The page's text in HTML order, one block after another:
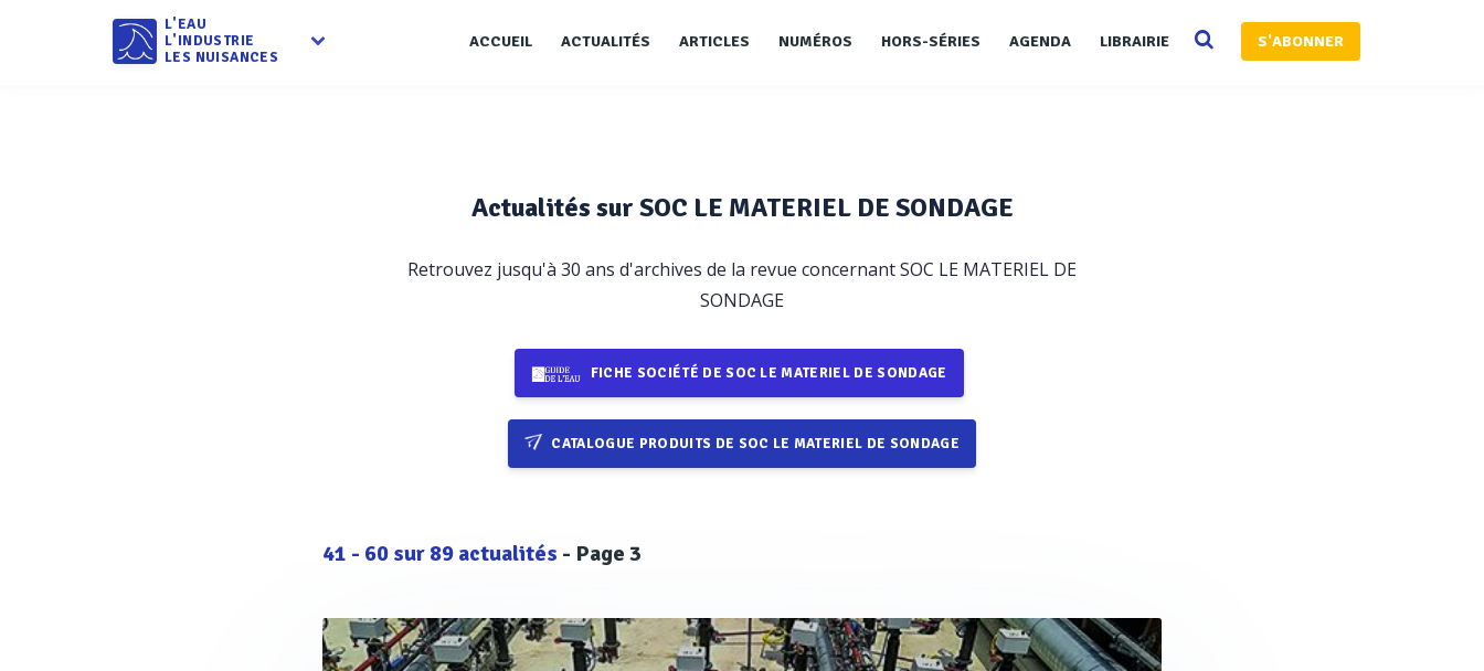
L'EAU
L'INDUSTRIE
LES NUISANCES
ACCUEIL ACTUALITÉS ARTICLES NUMÉROS HORS-SÉRIES AGENDA LIBRAIRIE S'ABONNER
Actualités sur SOC LE MATERIEL DE SONDAGE
Retrouvez jusqu'à 30 ans d'archives de la revue concernant SOC LE MATERIEL DE
SONDAGE
FICHE SOCIÉTÉ DE SOC LE MATERIEL DE SONDAGE
CATALOGUE PRODUITS DE SOC LE MATERIEL DE SONDAGE
41 - 60 sur 89 actualités - Page 3